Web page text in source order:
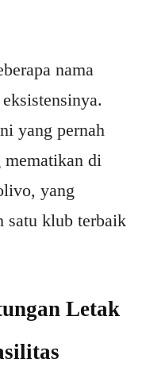
nama
yang pernah
mematikan di
yang
satu klub terbaik
Letak